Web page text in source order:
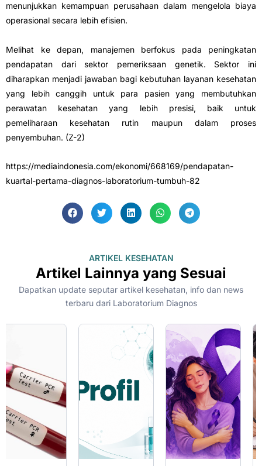
menunjukkan kemampuan perusahaan dalam mengelola biaya
operasional secara lebih efisien.
Melihat ke depan, manajemen berfokus pada peningkatan
pendapatan dari sektor pemeriksaan genetik. Sektor ini
diharapkan menjadi jawaban bagi kebutuhan layanan kesehatan
yang lebih canggih untuk para pasien yang membutuhkan
perawatan kesehatan yang lebih presisi, baik untuk
pemeliharaan kesehatan rutin maupun dalam proses
penyembuhan. (Z-2)
https://mediaindonesia.com/ekonomi/668169/pendapatan-
kuartal-pertama-diagnos-laboratorium-tumbuh-82
ARTIKEL KESEHATAN
Artikel Lainnya yang Sesuai
Dapatkan update seputar artikel kesehatan, info dan news
terbaru dari Laboratorium Diagnos